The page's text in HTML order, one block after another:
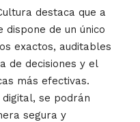
destaca que a
de un único
exactos, auditables
de decisiones y el
más efectivas.
se podrán
segura y